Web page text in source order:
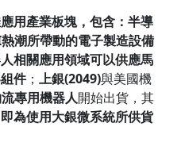
用產業板塊，包含：半導
熱潮所帶動的電子製造設備
相關應用領域可以供應馬
件； 上銀(2049)與美國機
專用機器人開始出貨，其
為使用大銀微系統所供貨